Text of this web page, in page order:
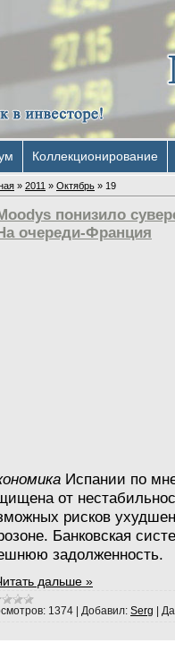
Коллекционирование
» 2011 » Октябрь » 19
понизило
очереди-Франция
Испании по
от
рисков
Банковская
задолженность.
дальше »
1374 | Добавил: Serg |